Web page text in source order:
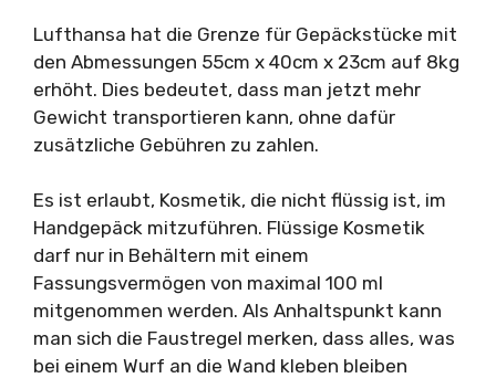
Lufthansa hat die Grenze für Gepäckstücke mit
den Abmessungen 55cm x 40cm x 23cm auf 8kg
erhöht. Dies bedeutet, dass man jetzt mehr
Gewicht transportieren kann, ohne dafür
zusätzliche Gebühren zu zahlen.
Es ist erlaubt, Kosmetik, die nicht flüssig ist, im
Handgepäck mitzuführen. Flüssige Kosmetik
darf nur in Behältern mit einem
Fassungsvermögen von maximal 100 ml
mitgenommen werden. Als Anhaltspunkt kann
man sich die Faustregel merken, dass alles, was
bei einem Wurf an die Wand kleben bleiben